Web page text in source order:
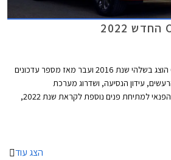
הדור הנוכחי של מאזדה CX-5 הוצג בשלהי שנת 2016 ועבר מאז מספר עדכונים
עידון הנסיעה, ושדרוג מערכת
המולטימדיה. כעת זוכה רכב הפנאי למתיחת פנים נוספת לקראת שנת 2022,
הצג עוד